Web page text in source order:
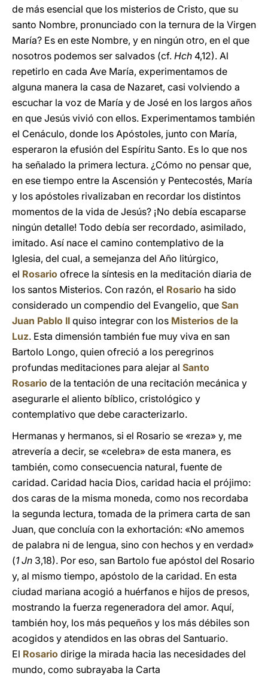
de más esencial que los misterios de Cristo, que su
santo Nombre, pronunciado con la ternura de la Virgen
María? Es en este Nombre, y en ningún otro, en el que
nosotros podemos ser salvados (cf. Hch 4,12). Al
repetirlo en cada Ave María, experimentamos de
alguna manera la casa de Nazaret, casi volviendo a
escuchar la voz de María y de José en los largos años
en que Jesús vivió con ellos. Experimentamos también
el Cenáculo, donde los Apóstoles, junto con María,
esperaron la efusión del Espíritu Santo. Es lo que nos
ha señalado la primera lectura. ¿Cómo no pensar que,
en ese tiempo entre la Ascensión y Pentecostés, María
y los apóstoles rivalizaban en recordar los distintos
momentos de la vida de Jesús? ¡No debía escaparse
ningún detalle! Todo debía ser recordado, asimilado,
imitado. Así nace el camino contemplativo de la
Iglesia, del cual, a semejanza del Año litúrgico,
el Rosario ofrece la síntesis en la meditación diaria de
los santos Misterios. Con razón, el Rosario ha sido
considerado un compendio del Evangelio, que San
Juan Pablo II quiso integrar con los Misterios de la
Luz. Esta dimensión también fue muy viva en san
Bartolo Longo, quien ofreció a los peregrinos
profundas meditaciones para alejar al Santo
Rosario de la tentación de una recitación mecánica y
asegurarle el aliento bíblico, cristológico y
contemplativo que debe caracterizarlo.
Hermanas y hermanos, si el Rosario se «reza» y, me
atrevería a decir, se «celebra» de esta manera, es
también, como consecuencia natural, fuente de
caridad. Caridad hacia Dios, caridad hacia el prójimo:
dos caras de la misma moneda, como nos recordaba
la segunda lectura, tomada de la primera carta de san
Juan, que concluía con la exhortación: «No amemos
de palabra ni de lengua, sino con hechos y en verdad»
(1 Jn 3,18). Por eso, san Bartolo fue apóstol del Rosario
y, al mismo tiempo, apóstolo de la caridad. En esta
ciudad mariana acogió a huérfanos e hijos de presos,
mostrando la fuerza regeneradora del amor. Aquí,
también hoy, los más pequeños y los más débiles son
acogidos y atendidos en las obras del Santuario.
El Rosario dirige la mirada hacia las necesidades del
mundo, como subrayaba la Carta